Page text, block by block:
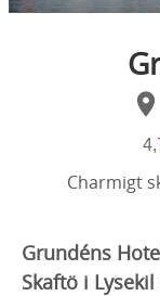
Charmigt
Grundéns
Skaftö i